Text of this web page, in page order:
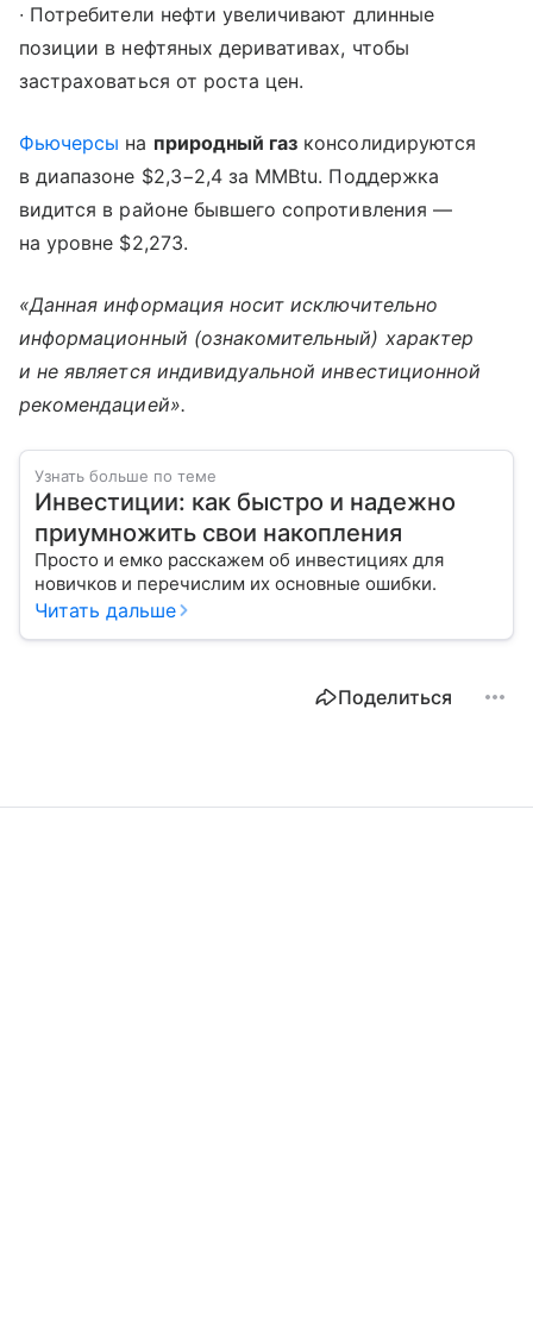
∙ Потребители нефти увеличивают длинные
позиции в нефтяных деривативах, чтобы
застраховаться от роста цен.
Фьючерсы на природный газ консолидируются
в диапазоне $2,3−2,4 за MMBtu. Поддержка
видится в районе бывшего сопротивления —
на уровне $2,273.
«Данная информация носит исключительно
информационный (ознакомительный) характер
и не является индивидуальной инвестиционной
рекомендацией».
Узнать больше по теме
Инвестиции: как быстро и надежно
приумножить свои накопления
Просто и емко расскажем об инвестициях для
новичков и перечислим их основные ошибки.
Читать дальше
Поделиться